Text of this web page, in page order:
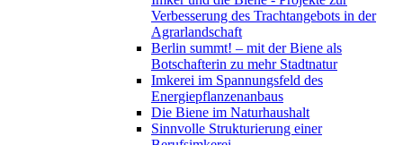
Verbesserung des Trachtangebots in der
Agrarlandschaft
Berlin summt! – mit der Biene als
Botschafterin zu mehr Stadtnatur
Imkerei im Spannungsfeld des
Energiepflanzenanbaus
Die Biene im Naturhaushalt
Sinnvolle Strukturierung einer